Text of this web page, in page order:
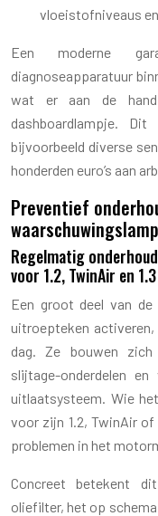
vloeistofniveaus
Een moderne
diagnoseapparatuur
wat er aan de
dashboardlampje.
bijvoorbeeld diverse
honderden euro’s aan
Preventief
Regelmatig
voor 1.2, TwinAir en
Een groot deel van
uitroepteken
dag. Ze bouwen
slijtage-onderdelen
uitlaatsysteem. Wie
voor zijn 1.2, TwinAir
problemen in het
Concreet betekent
oliefilter, het op